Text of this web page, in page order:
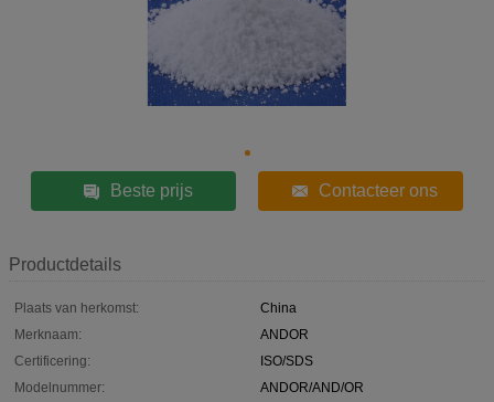
Beste prijs Contacteer ons
Productdetails
Plaats van herkomst:
China
Merknaam:
ANDOR
Certificering:
ISO/SDS
Modelnummer:
ANDOR/AND/OR